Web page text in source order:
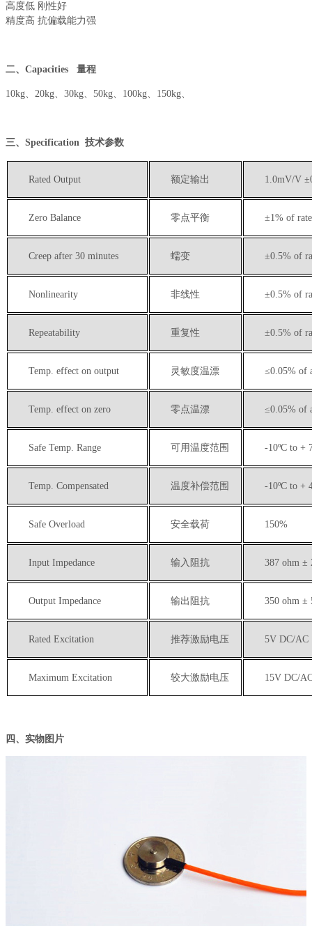
高度低 刚性好
精度高 抗偏载能力强
二、 Capacities 量程
10kg、 20kg、30kg、 50kg、100kg、150kg、
三、 Specification 技术参数
Rated Output 额定输出 1.0mV/V
Zero Balance 零点平衡 ±1% of
Creep after 30 minutes 蠕变 ±0.5% of
Nonlinearity 非线性 ±0.5% of
Repeatability 重复性 ±0.5% of
Temp. effect on output 灵敏度温漂 ≤0.05% of
Temp. effect on zero 零点温漂 ≤0.05% of
Safe Temp. Range 可用温度范围 -10ºC to +
Temp. Compensated 温度补偿范围 -10ºC to +
Safe Overload 安全载荷 150%
Input Impedance 输入阻抗 387 ohm ±
Output Impedance 输出阻抗 350 ohm ±
Rated Excitation 推荐激励电压 5V DC/AC
Maximum Excitation 较大激励电压 15V DC/
四、实物图片